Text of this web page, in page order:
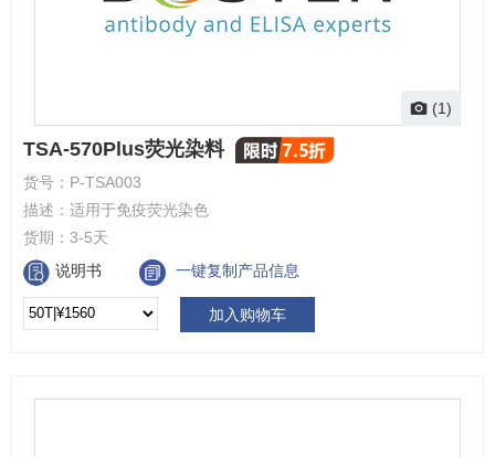
(1)
TSA-570Plus荧光染料
货号： P-TSA003
描述： 适用于免疫荧光染色
货期： 3-5天
说明书
一键复制产品信息
加入购物车